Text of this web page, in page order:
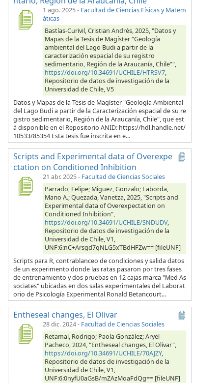
1 ago. 2025- Facultad de Ciencias Físicas y Matem
áticas
Bastías-Curivil, Cristian Andrés, 2025, "Datos y
Mapas de la Tesis de Magíster "Geología
ambiental del Lago Budi a partir de la
caracterización espacial de su registro
sedimentario, Región de la Araucanía, Chile"",
https://doi.org/10.34691/UCHILE/HTRSV7,
Repositorio de datos de investigación de la
Universidad de Chile, V5
Datos y Mapas de la Tesis de Magíster "Geología Ambiental
del Lago Budi a partir de la Caracterización espacial de su re
gistro sedimentario, Región de la Araucanía, Chile", que est
á disponible en el Repositorio ANID: https://hdl.handle.net/
10533/85354 Esta tesis fue inscrita en e...
Scripts and Experimental data of Overexpe
ctation on Conditioned Inhibition
21 abr. 2025- Facultad de Ciencias Sociales
Parrado, Felipe; Miguez, Gonzalo; Laborda,
Mario A.; Quezada, Vanetza, 2025, "Scripts and
Experimental data of Overexpectation on
Conditioned Inhibition",
https://doi.org/10.34691/UCHILE/SNDUDV,
Repositorio de datos de investigación de la
Universidad de Chile, V1,
UNF:6:nC+Arsgd7qNLG5xTBdHFZw== [fileUNF]
Scripts para R, contrablanceo de condiciones y salida datos
de un experimento donde las ratas pasaron por tres fases
de entrenamiento y dos pruebas en 12 cajas marca "Med As
sociates" ubicadas en dos salas experimentales del Laborat
orio de Psicología Experimental Ronald Betancourt...
Entheseal changes, El Olivar
28 dic. 2024- Facultad de Ciencias Sociales
Retamal, Rodrigo; Paola González; Aryel
Pacheco, 2024, "Entheseal changes, El Olivar",
https://doi.org/10.34691/UCHILE/70AJZY,
Repositorio de datos de investigación de la
Universidad de Chile, V1,
UNF:6:0nyfU0aGsB/mZAzMoaFdQg== [fileUNF]